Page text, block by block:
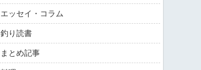
エッセイ・コラム
釣り読書
まとめ記事